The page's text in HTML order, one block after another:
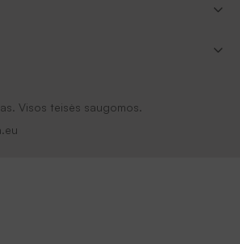
Visos teisės saugomos.